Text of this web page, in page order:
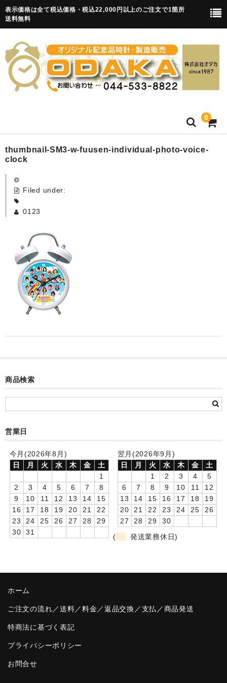
表示価格は全て税込価格・税込22,000円以上のご注文で1箇所
送料無料
0
HOME
目覚まし時計(集合)
知育目覚まし時計(集合・園舎)
カード付フォトフレームクロック(集合)
目覚まし時計(集合＋個別)
メロディ時計(集合)
音声時計(集合)
知育時計
お絵かきギャラリー
自作オリジナル時計
卒園DVDアルバム
園や先生への贈り物
卒業記念品
音声入りフォトフレームクロック(集合)
温湿度計付目覚まし時計
制服メモリー
thumbnail-SM3-w-fuusen-individual-photo-voice-
clock
Filed under:
0123
商品検索
営業日
今月(2026年8月)
日
月 火 水 木 金
土
1
2
3 4 5 6 7
8
9
10 11 12 13 14
15
16
17 18 19 20 21
22
23
24 25 26 27 28
29
30
31
翌月(2026年9月)
日
月 火 水 木 金
土
1
2 3 4
5
6
7 8 9 10 11
12
13
14 15 16 17 18
19
20
21 22 23 24 25
26
27
28 29
30
(
発送業務休日)
ホーム
ご注文の流れ／送料／料金／返品交換／支払／商品発送
特商法に基づく表記
プライバシーポリシー
お問合せ